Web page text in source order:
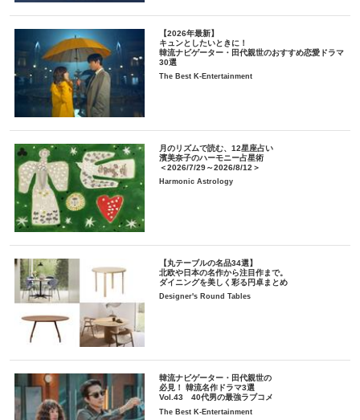
【2026年最新】
キュンとしたいときに！
韓流ナビゲーター・田代親世のおすすめ恋愛ドラマ
30選
The Best K-Entertainment
月のリズムで読む、12星座占い
濱美奈子のハーモニー占星術
＜2026/7/29～2026/8/12＞
Harmonic Astrology
【丸テーブルの名品34選】
北欧や日本の名作から注目作まで。
ダイニングを美しく彩る円卓まとめ
Designer's Round Tables
韓流ナビゲーター・田代親世の
必見！ 韓流名作ドラマ3選
Vol.43 40代男の最強ラブコメ
The Best K-Entertainment